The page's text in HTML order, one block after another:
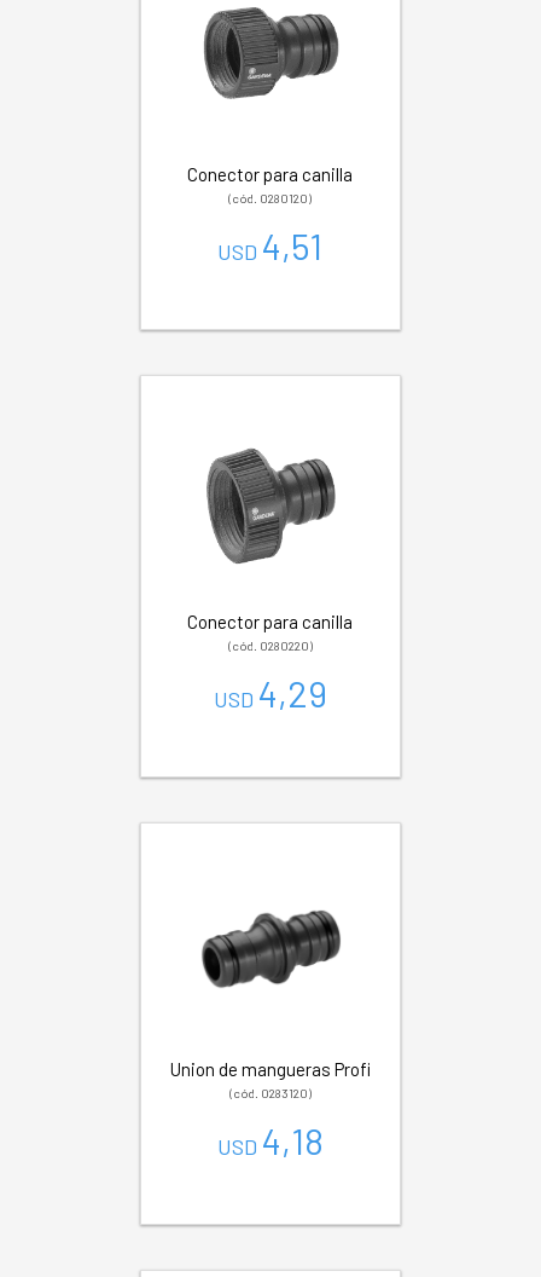
Conector para canilla
(cód. 0280120)
USD 4,51
Conector para canilla
(cód. 0280220)
USD 4,29
Union de mangueras Profi
(cód. 0283120)
USD 4,18